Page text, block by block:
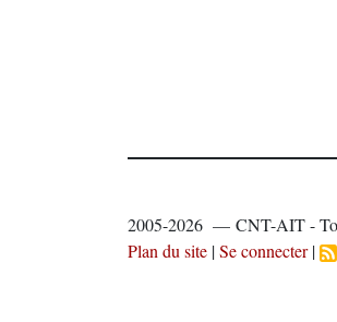
2005-2026 — CNT-AIT -
Plan du site |Se connecter|